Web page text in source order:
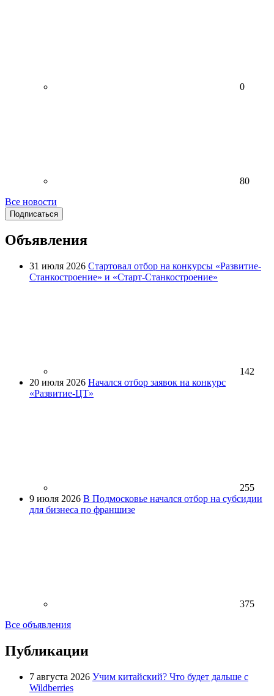
0
80
Все новости
Подписаться
Объявления
31 июля 2026 Стартовал отбор на конкурсы «Развитие-
Станкостроение» и «Старт-Станкостроение»
142
20 июля 2026 Начался отбор заявок на конкурс
«Развитие-ЦТ»
255
9 июля 2026 В Подмосковье начался отбор на субсидии
для бизнеса по франшизе
375
Все объявления
Публикации
7 августа 2026 Учим китайский? Что будет дальше с
Wildberries